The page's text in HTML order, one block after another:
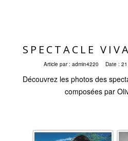
SPECTACLE
Article par : admin4220 Date :
Découvrez les photos des
composées par